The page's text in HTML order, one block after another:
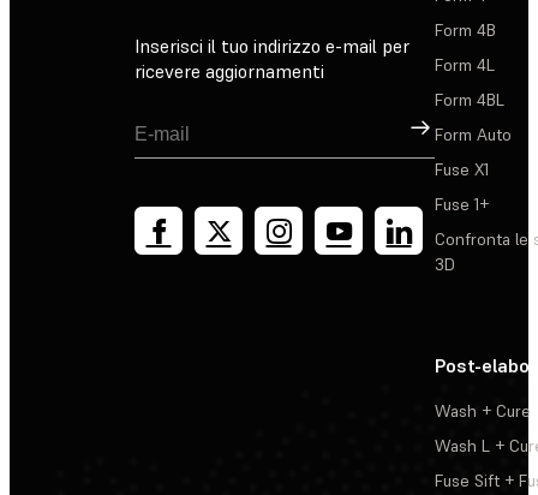
Inserisci il tuo indirizzo e-mail per
ricevere aggiornamenti
Registrati
Form 4B
Form 4L
Form 4BL
Form Auto
Fuse X1
Fuse 1+
Confronta le
3D
Post-
Wash + Cure
Wash L +
Fuse Sift +